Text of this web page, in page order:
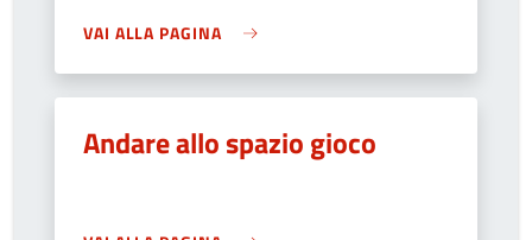
VAI ALLA PAGINA
Andare allo spazio gioco